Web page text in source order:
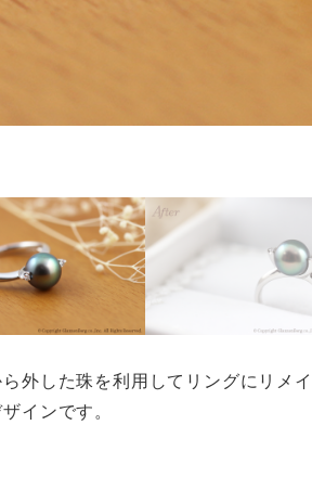
外した珠を利用してリングにリメ
インです。